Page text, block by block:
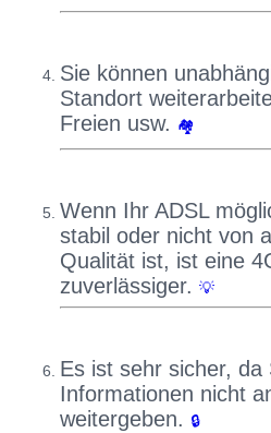
Sie können
Standort
Freien usw. 🏘
Wenn Ihr ADSL
stabil oder nicht von
Qualität ist, ist eine
zuverlässiger. 💡
Es ist sehr sicher, da
Informationen nicht
weitergeben. 🔒